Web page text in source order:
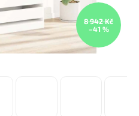
8 942 Kč
–41 %